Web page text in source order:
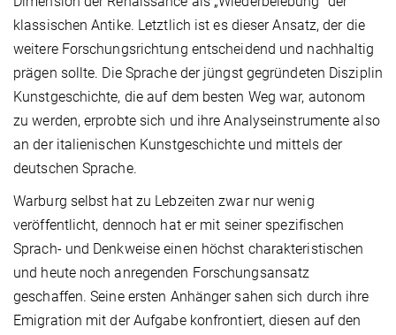
klassischen Antike. Letztlich ist es dieser Ansatz, der die
weitere Forschungsrichtung entscheidend und nachhaltig
prägen sollte. Die Sprache der jüngst gegründeten Disziplin
Kunstgeschichte, die auf dem besten Weg war, autonom
zu werden, erprobte sich und ihre Analyseinstrumente also
an der italienischen Kunstgeschichte und mittels der
deutschen Sprache.
Warburg selbst hat zu Lebzeiten zwar nur wenig
veröffentlicht, dennoch hat er mit seiner spezifischen
Sprach- und Denkweise einen höchst charakteristischen
und heute noch anregenden Forschungsansatz
geschaffen. Seine ersten Anhänger sahen sich durch ihre
Emigration mit der Aufgabe konfrontiert, diesen auf den